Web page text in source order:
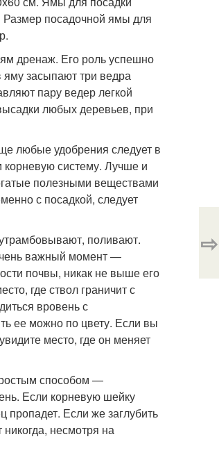
Размер посадочной ямы для
дренаж. Его роль успешно
засыпают три ведра
пару ведер легкой
любых деревьев, при
любые удобрения следует в
корневую систему. Лучше и
полезными веществами
с посадкой, следует
поливают.
важный момент —
почвы, никак не выше его
где ствол граничит с
вровень с
ее можно по цвету. Если вы
место, где он меняет
способом —
Если корневую шейку
пропадет. Если же заглубить
несмотря на
⇨